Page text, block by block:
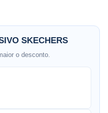
SKECHERS
o desconto.